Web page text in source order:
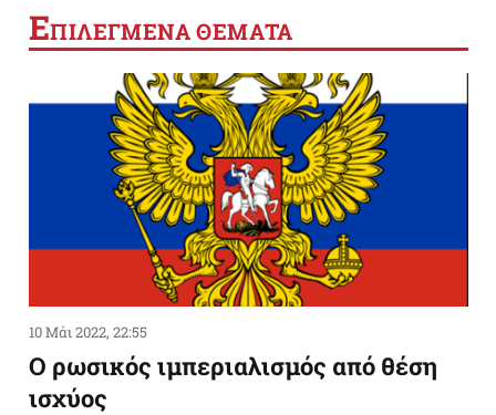
ΕΠΙΛΕΓΜΕΝΑ ΘΕΜΑΤΑ
10 Μάι 2022, 22:55
Ο ρωσικός ιμπεριαλισμός από θέση
ισχύος